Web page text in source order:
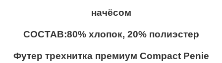
начёсом
СОСТАВ:80% хлопок, 20% полиэстер
Футер трехнитка премиум Compact Penie